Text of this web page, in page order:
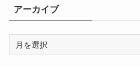
ー
アーカイブ